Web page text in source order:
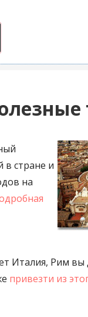
стране и
на
Италия, Рим
привезти из